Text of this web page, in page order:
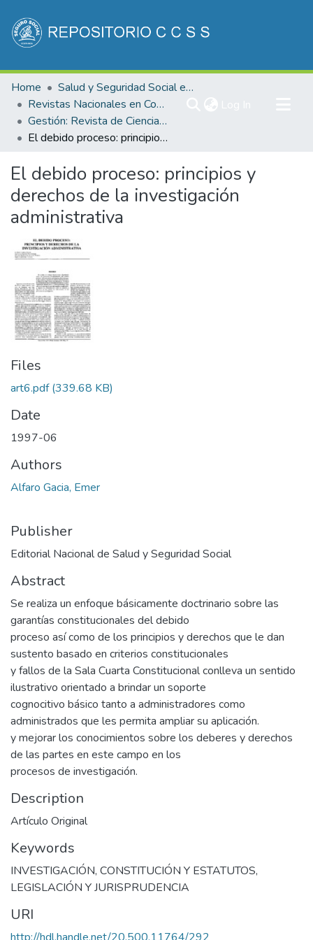
Communities & Collections
All of DSpace
Statistics
Home
Salud y Seguridad Social en Costa Rica
Revistas Nacionales en Costa Rica
Gestión: Revista de Ciencias Administrativas y Financieras de la Seguridad Social
El debido proceso: principios y derechos de la investigación administrativa
El debido proceso: principios y
derechos de la investigación
administrativa
Files
art6.pdf(339.68 KB)
Date
1997-06
Authors
Alfaro Gacia, Emer
Publisher
Editorial Nacional de Salud y Seguridad Social
Abstract
Se realiza un enfoque básicamente doctrinario sobre las
garantías constitucionales del debido
proceso así como de los principios y derechos que le dan
sustento basado en criterios constitucionales
y fallos de la Sala Cuarta Constitucional conlleva un sentido
ilustrativo orientado a brindar un soporte
cognocitivo básico tanto a administradores como
administrados que les permita ampliar su aplicación.
y mejorar los conocimientos sobre los deberes y derechos
de las partes en este campo en los
procesos de investigación.
Description
Artículo Original
Keywords
INVESTIGACIÓN, CONSTITUCIÓN Y ESTATUTOS,
LEGISLACIÓN Y JURISPRUDENCIA
URI